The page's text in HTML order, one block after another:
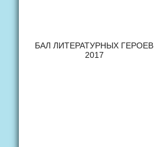
БАЛ ЛИТЕРАТУРНЫХ ГЕРОЕВ
2017